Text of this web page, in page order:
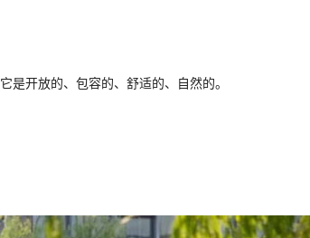
它是开放的、包容的、 舒适的、 自然的。